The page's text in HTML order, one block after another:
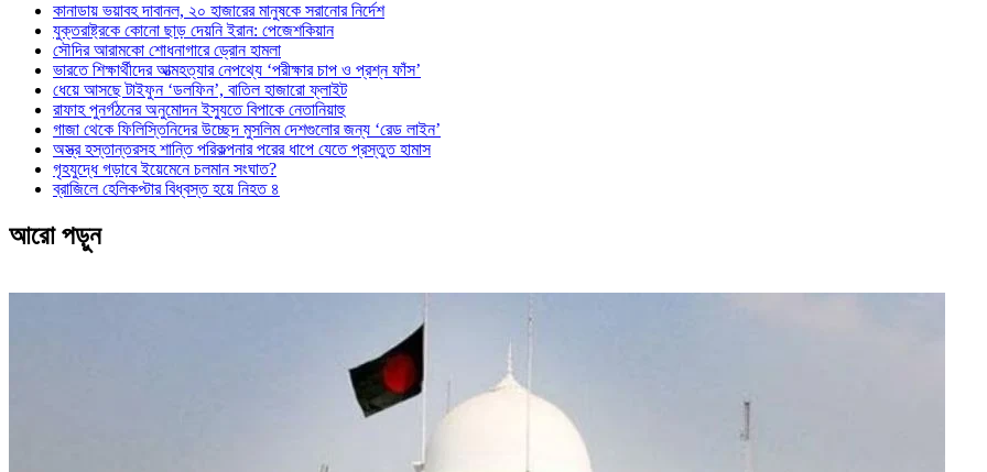
কানাডায় ভয়াবহ দাবানল, ২০ হাজারের মানুষকে সরানোর নির্দেশ
যুক্তরাষ্ট্রকে কোনো ছাড় দেয়নি ইরান: পেজেশকিয়ান
সৌদির আরামকো শোধনাগারে ড্রোন হামলা
ভারতে শিক্ষার্থীদের আত্মহত্যার নেপথ্যে ‘পরীক্ষার চাপ ও প্রশ্ন ফাঁস’
ধেয়ে আসছে টাইফুন ‘ডলফিন’, বাতিল হাজারো ফ্লাইট
রাফাহ পুনর্গঠনের অনুমোদন ইস্যুতে বিপাকে নেতানিয়াহু
গাজা থেকে ফিলিস্তিনিদের উচ্ছেদ মুসলিম দেশগুলোর জন্য ‘রেড লাইন’
অস্ত্র হস্তান্তরসহ শান্তি পরিকল্পনার পরের ধাপে যেতে প্রস্তুত হামাস
গৃহযুদ্ধে গড়াবে ইয়েমেনে চলমান সংঘাত?
ব্রাজিলে হেলিকপ্টার বিধ্বস্ত হয়ে নিহত ৪
আরো পড়ুন